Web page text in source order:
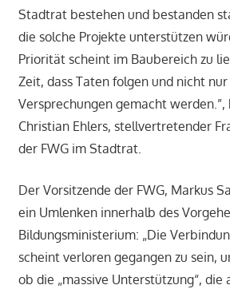
Stadtrat bestehen und bestanden
die solche Projekte unterstützen
Priorität scheint im Baubereich zu
Zeit, dass Taten folgen und nicht
Versprechungen gemacht
Christian Ehlers, stellvertretender
der FWG im Stadtrat.
Der Vorsitzende der FWG, Markus
ein Umlenken innerhalb des
Bildungsministerium: „Die
scheint verloren gegangen zu sein,
ob die „massive Unterstützung“, die